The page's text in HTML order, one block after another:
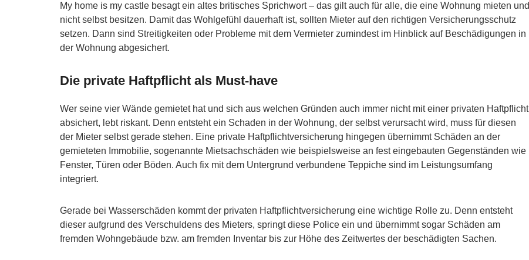
My home is my castle besagt ein altes britisches Sprichwort – das gilt auch für alle, die eine Wohnung mieten und
nicht selbst besitzen. Damit das Wohlgefühl dauerhaft ist, sollten Mieter auf den richtigen Versicherungsschutz
setzen. Dann sind Streitigkeiten oder Probleme mit dem Vermieter zumindest im Hinblick auf Beschädigungen in
der Wohnung abgesichert.
Die private Haftpflicht als Must-have
Wer seine vier Wände gemietet hat und sich aus welchen Gründen auch immer nicht mit einer privaten Haftpflicht
absichert, lebt riskant. Denn entsteht ein Schaden in der Wohnung, der selbst verursacht wird, muss für diesen
der Mieter selbst gerade stehen. Eine private Haftpflichtversicherung hingegen übernimmt Schäden an der
gemieteten Immobilie, sogenannte Mietsachschäden wie beispielsweise an fest eingebauten Gegenständen wie
Fenster, Türen oder Böden. Auch fix mit dem Untergrund verbundene Teppiche sind im Leistungsumfang
integriert.
Gerade bei Wasserschäden kommt der privaten Haftpflichtversicherung eine wichtige Rolle zu. Denn entsteht
dieser aufgrund des Verschuldens des Mieters, springt diese Police ein und übernimmt sogar Schäden am
fremden Wohngebäude bzw. am fremden Inventar bis zur Höhe des Zeitwertes der beschädigten Sachen.